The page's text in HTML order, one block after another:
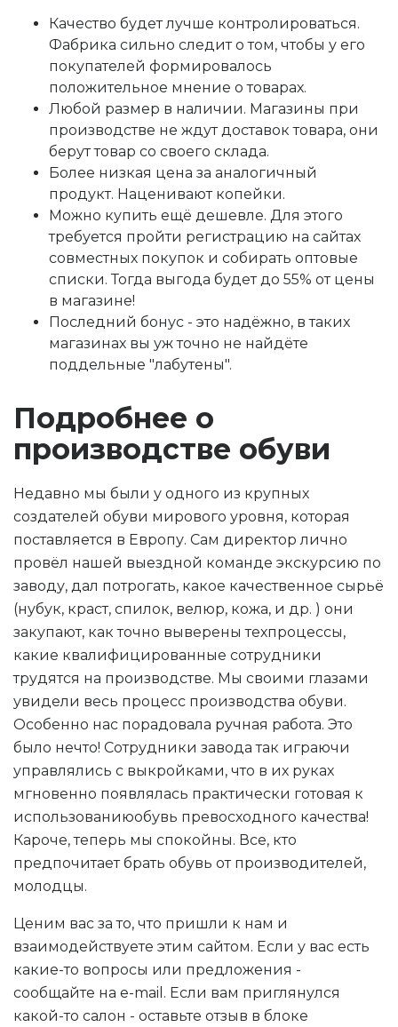
Качество будет лучше контролироваться.
Фабрика сильно следит о том, чтобы у его
покупателей формировалось
положительное мнение о товарах.
Любой размер в наличии. Магазины при
производстве не ждут доставок товара, они
берут товар со своего склада.
Более низкая цена за аналогичный
продукт. Наценивают копейки.
Можно купить ещё дешевле. Для этого
требуется пройти регистрацию на сайтах
совместных покупок и собирать оптовые
списки. Тогда выгода будет до 55% от цены
в магазине!
Последний бонус - это надёжно, в таких
магазинах вы уж точно не найдёте
поддельные "лабутены".
Подробнее о
производстве обуви
Недавно мы были у одного из крупных
создателей обуви мирового уровня, которая
поставляется в Европу. Сам директор лично
провёл нашей выездной команде экскурсию по
заводу, дал потрогать, какое качественное сырьё
(нубук, краст, спилок, велюр, кожа, и др. ) они
закупают, как точно выверены техпроцессы,
какие квалифицированные сотрудники
трудятся на производстве. Мы своими глазами
увидели весь процесс производства обуви.
Особенно нас порадовала ручная работа. Это
было нечто! Сотрудники завода так играючи
управлялись с выкройками, что в их руках
мгновенно появлялась практически готовая к
использованиюобувь превосходного качества!
Кароче, теперь мы спокойны. Все, кто
предпочитает брать обувь от производителей,
молодцы.
Ценим вас за то, что пришли к нам и
взаимодействуете этим сайтом. Если у вас есть
какие-то вопросы или предложения -
сообщайте на e-mail. Если вам приглянулся
какой-то салон - оставьте отзыв в блоке